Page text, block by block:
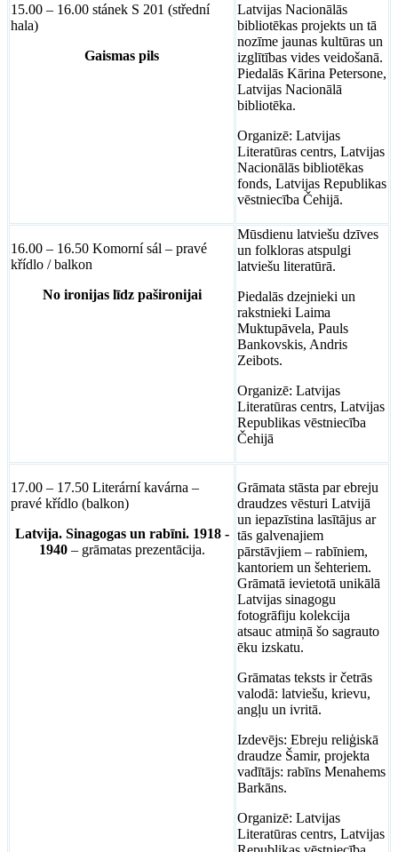
15.00 – 16.00 stánek S 201 (střední
hala)
Gaismas pils
Latvijas Nacionālās
bibliotēkas projekts un tā
nozīme jaunas kultūras un
izglītības vides veidošanā.
Piedalās Kārina Petersone,
Latvijas Nacionālā
bibliotēka.
Organizē: Latvijas
Literatūras centrs, Latvijas
Nacionālās bibliotēkas
fonds, Latvijas Republikas
vēstniecība Čehijā.
16.00 – 16.50 Komorní sál – pravé
křídlo / balkon
No ironijas līdz pašironijai
Mūsdienu latviešu dzīves
un folkloras atspulgi
latviešu literatūrā.
Piedalās dzejnieki un
rakstnieki Laima
Muktupāvela, Pauls
Bankovskis, Andris
Zeibots.
Organizē: Latvijas
Literatūras centrs, Latvijas
Republikas vēstniecība
Čehijā
17.00 – 17.50 Literární kavárna –
pravé křídlo (balkon)
Latvija. Sinagogas un rabīni. 1918 -
1940– grāmatas prezentācija.
Grāmata stāsta par ebreju
draudzes vēsturi Latvijā
un iepazīstina lasītājus ar
tās galvenajiem
pārstāvjiem – rabīniem,
kantoriem un šehteriem.
Grāmatā ievietotā unikālā
Latvijas sinagogu
fotogrāfiju kolekcija
atsauc atmiņā šo sagrauto
ēku izskatu.
Grāmatas teksts ir četrās
valodā: latviešu, krievu,
angļu un ivritā.
Izdevējs: Ebreju reliģiskā
draudze Šamir, projekta
vadītājs: rabīns Menahems
Barkāns.
Organizē: Latvijas
Literatūras centrs, Latvijas